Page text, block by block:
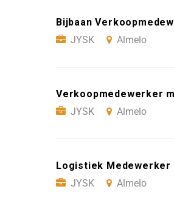
Bijbaan
JYSK
Almelo
Verkoopmedewerker
JYSK
Almelo
Logistiek Medewerker
JYSK
Almelo